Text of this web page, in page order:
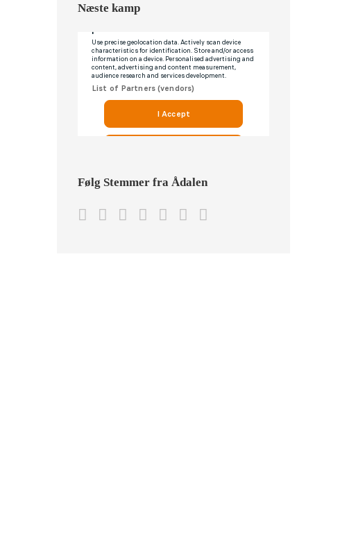
Næste kamp
Følg Stemmer fra Ådalen